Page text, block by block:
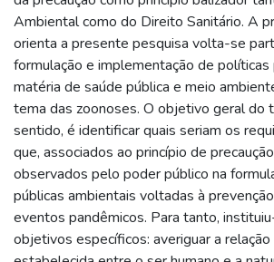
Ambiental como do Direito Sanitário. A
orienta a presente pesquisa volta-se
formulação e implementação de políticas
matéria de saúde pública e meio
tema das zoonoses. O objetivo geral do
sentido, é identificar quais seriam os
que, associados ao princípio de
observados pelo poder público na
públicas ambientais voltadas à
eventos pandêmicos. Para tanto,
objetivos específicos: averiguar a